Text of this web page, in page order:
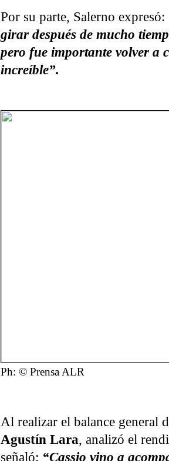
Por su parte, Salerno expresó:
girar después de mucho
pero fue importante volver a
increíble”.
Ph: © Prensa ALR
Al realizar el balance general
Agustín Lara, analizó el
señaló: “Cassio vino a